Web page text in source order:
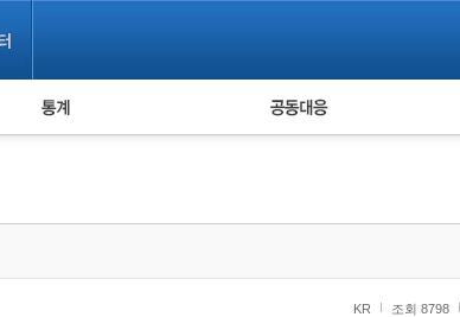
누적 피해사례 통계 피해자 공동대응
KR 조회 8798